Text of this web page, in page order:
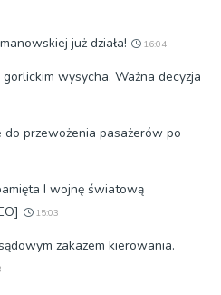
już działa! 16:04
wysycha. Ważna decyzja
przewożenia pasażerów po
I wojnę światową
15:03
zakazem kierowania.